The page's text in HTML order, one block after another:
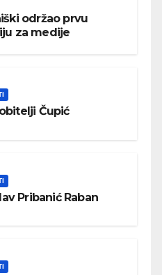
održao prvu
za medije
Čupić
Pribanić Raban